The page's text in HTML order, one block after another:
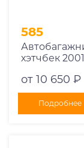
585
хэтчбек
от 10 650 ₽
Подробнее